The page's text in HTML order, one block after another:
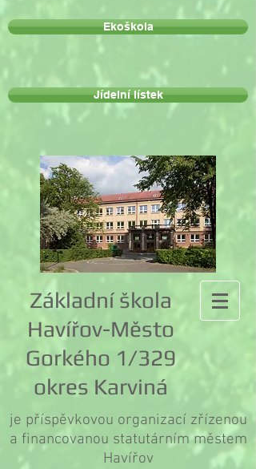
Ekoškola
Jídelní lístek
Základní škola
Havířov-Město
Gorkého 1/329
okres Karviná
je příspěvkovou organizací zřízenou
a financovanou statutárním městem
Havířov